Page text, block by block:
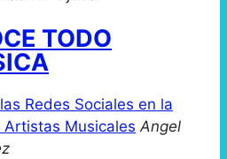
TODO
Redes Sociales en la
Artistas Musicales Angel